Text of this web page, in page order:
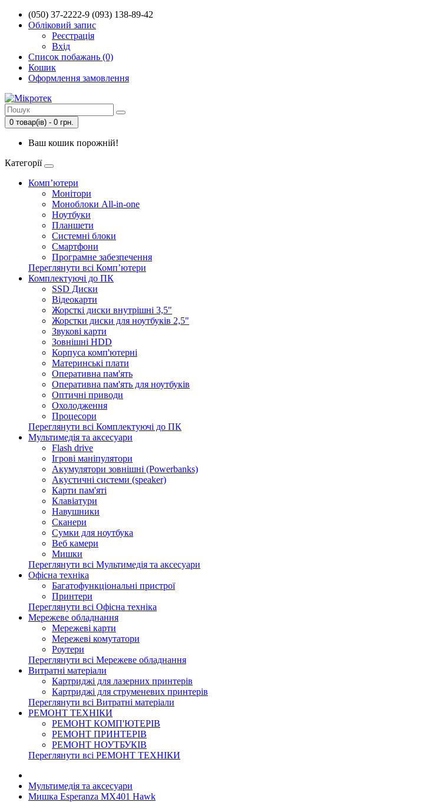
(050) 37-2222-9 (093) 138-89-42
Обліковий запис
Реєстрація
Вхід
Список побажань (0)
Кошик
Оформлення замовлення
0 товар(ів) - 0 грн.
Ваш кошик порожній!
Категорії
Комп’ютери
Монітори
Моноблоки All-in-one
Ноутбуки
Планшети
Системні блоки
Смартфони
Програмне забезпечення
Переглянути всі Комп’ютери
Комплектуючі до ПК
SSD Диски
Відеокарти
Жорсткі диски внутрішні 3,5"
Жорстки диски для ноутбуків 2,5"
Звукові карти
Зовнішні HDD
Корпуса комп'ютерні
Материнські плати
Оперативна пам'ять
Оперативна пам'ять для ноутбуків
Оптичні приводи
Охолодження
Процесори
Переглянути всі Комплектуючі до ПК
Мультимедія та аксесуари
Flash drive
Ігрові маніпулятори
Акумулятори зовнішні (Powerbanks)
Акустичні системи (speaker)
Карти пам'яті
Клавіатури
Навушники
Сканери
Сумки для ноутбука
Веб камери
Мишки
Переглянути всі Мультимедія та аксесуари
Офісна техніка
Багатофункціональні пристрої
Принтери
Переглянути всі Офісна техніка
Мережеве обладнання
Мережеві карти
Мережеві комутатори
Роутери
Переглянути всі Мережеве обладнання
Витратні матеріали
Картриджі для лазерних принтерів
Картриджі для струменевих принтерів
Переглянути всі Витратні матеріали
РЕМОНТ ТЕХНІКИ
РЕМОНТ КОМП'ЮТЕРІВ
РЕМОНТ ПРИНТЕРІВ
РЕМОНТ НОУТБУКІВ
Переглянути всі РЕМОНТ ТЕХНІКИ
Мультимедія та аксесуари
Мишка Esperanza MX401 Hawk